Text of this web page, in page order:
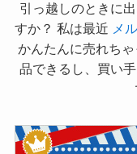
引っ越しのときに
すか？ 私は最近 メ
かんたんに売れち
品できるし、買い